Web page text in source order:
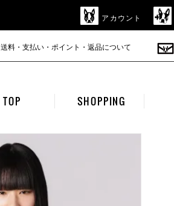
アカウント
送料・支払い・ポイント・返品について
TOP SHOPPING